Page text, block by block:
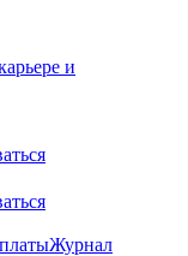
и
Журнал